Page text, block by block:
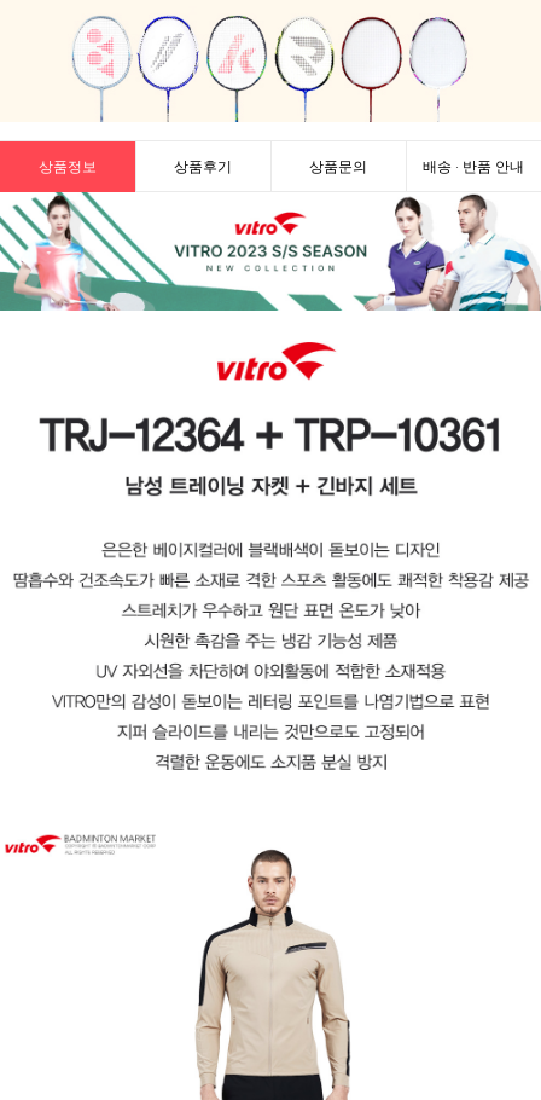
상품정보 상품후기 상품문의 배송 · 반품 안내